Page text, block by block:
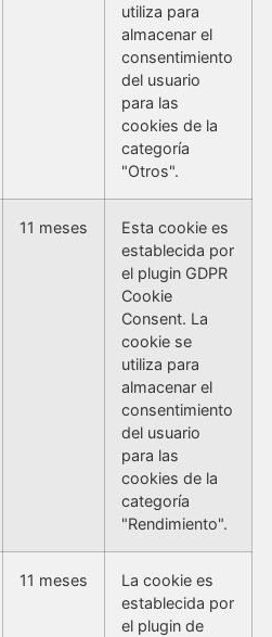
utiliza para
almacenar el
consentimiento
del usuario
para las
cookies de la
categoría
"Otros".
11 meses
Esta cookie es
establecida por
el plugin GDPR
Cookie
Consent. La
cookie se
utiliza para
almacenar el
consentimiento
del usuario
para las
cookies de la
categoría
"Rendimiento".
11 meses
La cookie es
establecida por
el plugin de